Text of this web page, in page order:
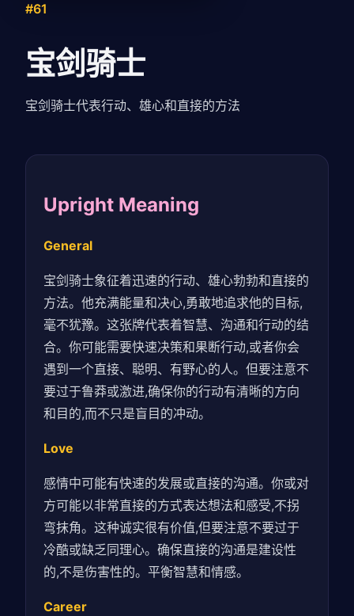
#61
宝剑骑士
宝剑骑士代表行动、雄心和直接的方法
Upright Meaning
General
宝剑骑士象征着迅速的行动、雄心勃勃和直接的
方法。他充满能量和决心,勇敢地追求他的目标,
毫不犹豫。这张牌代表着智慧、沟通和行动的结
合。你可能需要快速决策和果断行动,或者你会
遇到一个直接、聪明、有野心的人。但要注意不
要过于鲁莽或激进,确保你的行动有清晰的方向
和目的,而不只是盲目的冲动。
Love
感情中可能有快速的发展或直接的沟通。你或对
方可能以非常直接的方式表达想法和感受,不拐
弯抹角。这种诚实很有价值,但要注意不要过于
冷酷或缺乏同理心。确保直接的沟通是建设性
的,不是伤害性的。平衡智慧和情感。
Career